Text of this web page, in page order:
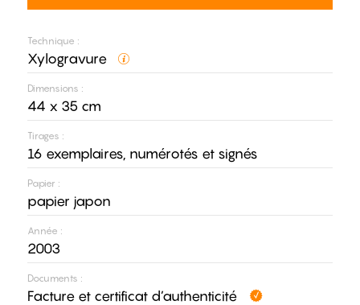
Technique :
Xylogravure
Dimensions :
44 x 35 cm
Tirages :
16 exemplaires, numérotés et signés
Papier :
papier japon
Année :
2003
Documents :
Facture et certificat d’authenticité